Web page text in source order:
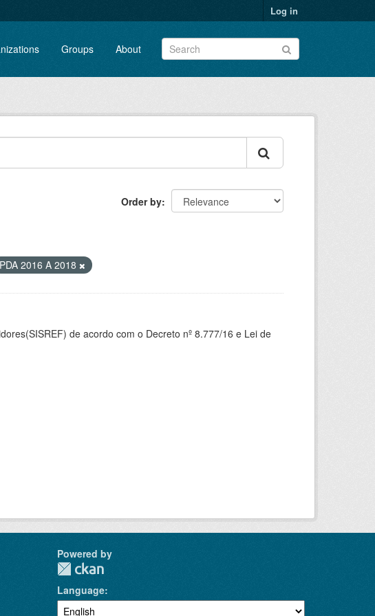
Log in
Groups About
Order by
PDA 2016 A 2018
de acordo com o Decreto nº 8.777/16 e Lei de
Powered by
Language